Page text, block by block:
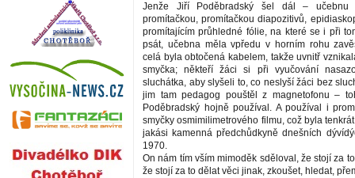
Jenže Jiří Poděbradský šel dál – učebnu
promítačkou, promítačkou diapozitivů,
promítajícím průhledné fólie, na které se i při
psát, učebna měla vpředu v horním rohu
celá byla obtočená kabelem, takže uvnitř
smyčka; někteří žáci si při vyučování
sluchátka, aby slyšeli to, co neslyší žáci bez
jim tam pedagog pouštěl z magnetofonu –
Poděbradský hojně používal. A používal i
smyčky osmimilimetrového filmu, což byla
jakási kamenná předchůdkyně dnešních
1970.
On nám tím vším mimoděk sděloval, že stojí za
že stojí za to dělat věci jinak, zkoušet, hledat,